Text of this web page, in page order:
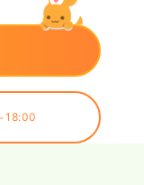
18:00